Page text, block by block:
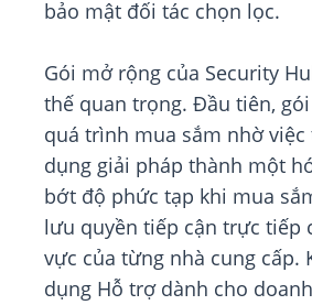
bảo mật đối tác chọn lọc.
Gói mở rộng của Security
thế quan trọng. Đầu tiên,
quá trình mua sắm nhờ
dụng giải pháp thành một
bớt độ phức tạp khi mua
lưu quyền tiếp cận trực tiếp
vực của từng nhà cung cấp.
dụng Hỗ trợ dành cho